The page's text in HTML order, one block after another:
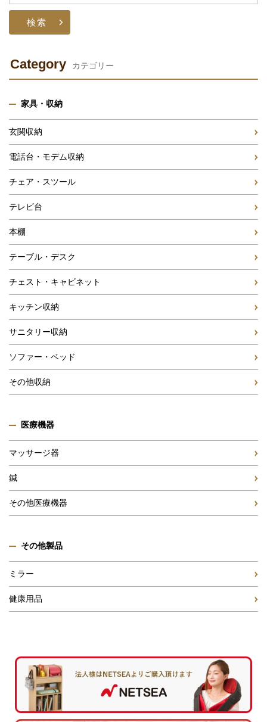
Category カテゴリー
家具・収納
玄関収納
電話台・モデム収納
チェア・スツール
テレビ台
本棚
テーブル・デスク
チェスト・キャビネット
キッチン収納
サニタリー収納
ソファー・ベッド
その他収納
医療機器
マッサージ器
鍼
その他医療機器
その他製品
ミラー
健康用品